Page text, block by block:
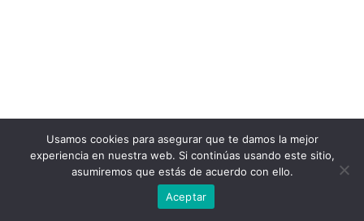
Usamos cookies para asegurar que te damos la mejor
experiencia en nuestra web. Si continúas usando este sitio,
asumiremos que estás de acuerdo con ello.
Aceptar